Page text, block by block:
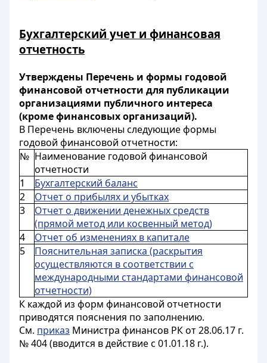
Бухгалтерский учет и финансовая
отчетность
Утверждены Перечень и формы годовой
финансовой отчетности для публикации
организациями публичного интереса
(кроме финансовых организаций).
В Перечень включены следующие формы
годовой финансовой отчетности:
№ Наименование годовой финансовой
отчетности
1
Бухгалтерский баланс
2
Отчет о прибылях и убытках
3
Отчет о движении денежных средств
(прямой метод или косвенный метод)
4
Отчет об изменениях в капитале
5
Пояснительная записка (раскрытия
осуществляются в соответствии с
международными стандартами финансовой
отчетности)
К каждой из форм финансовой отчетности
приводятся пояснения по заполнению.
См. приказ Министра финансов РК от 28.06.17 г.
№ 404 (вводится в действие с 01.01.18 г.).